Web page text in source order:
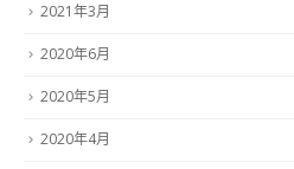
2021年3月
2020年6月
2020年5月
2020年4月